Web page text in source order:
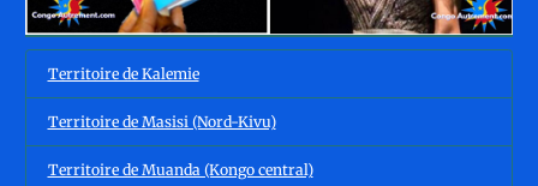
Territoire de Kalemie
Territoire de Masisi (Nord-Kivu)
Territoire de Muanda (Kongo central)